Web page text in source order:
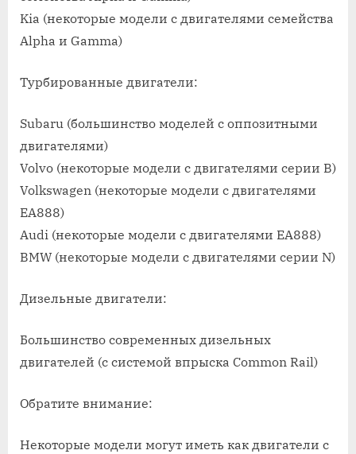
Kia (некоторые модели с двигателями семейства
Alpha и Gamma)
Турбированные двигатели:
Subaru (большинство моделей с оппозитными
двигателями)
Volvo (некоторые модели с двигателями серии B)
Volkswagen (некоторые модели с двигателями
EA888)
Audi (некоторые модели с двигателями EA888)
BMW (некоторые модели с двигателями серии N)
Дизельные двигатели:
Большинство современных дизельных
двигателей (с системой впрыска Common Rail)
Обратите внимание:
Некоторые модели могут иметь как двигатели с